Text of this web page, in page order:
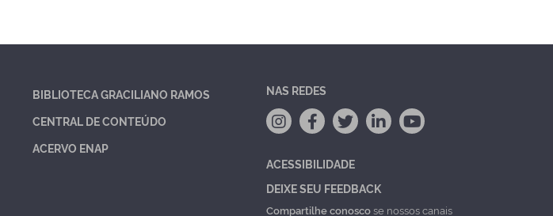
BIBLIOTECA GRACILIANO RAMOS
CENTRAL DE CONTEÚDO
ACERVO ENAP
NAS REDES
ACESSIBILIDADE
DEIXE SEU FEEDBACK
Compartilhe conoscose nossos canais